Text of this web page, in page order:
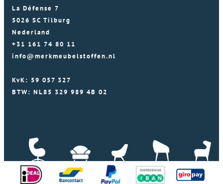
La Défense 7
5026 SC Tilburg
Nederland
+31 161 74 80 11
info@merkmeubelstoffen.nl
KvK: 59 057 327
BTW: NL85 329 989 4B 02